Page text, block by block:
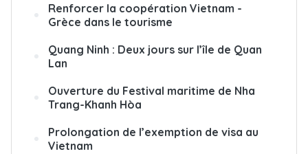
Renforcer la coopération Vietnam -
Grèce dans le tourisme
Quang Ninh : Deux jours sur l’île de Quan
Lan
Ouverture du Festival maritime de Nha
Trang-Khanh Hòa
Prolongation de l’exemption de visa au
Vietnam